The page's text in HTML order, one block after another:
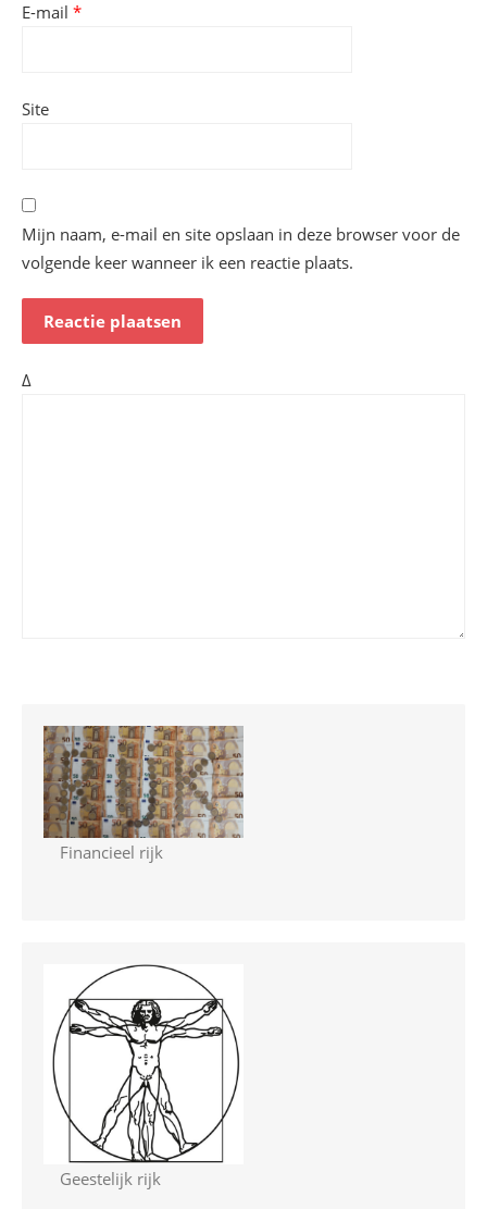
E-mail *
Site
Mijn naam, e-mail en site opslaan in deze browser voor de
volgende keer wanneer ik een reactie plaats.
Δ
Financieel rijk
Geestelijk rijk